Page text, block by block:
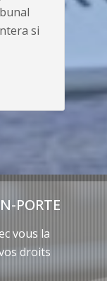
si
PORTE
vous la
droits